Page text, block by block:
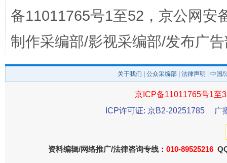
备11011765号1至52，京公网安
制作采编部/影视采编部/发布广
关于我们 公众采编部 法律声明 | 中国
京ICP备11011765号1至
ICP许可证: 京B2-20251785
广
资料编辑/网络推广/法律咨询专线： 010-89525216